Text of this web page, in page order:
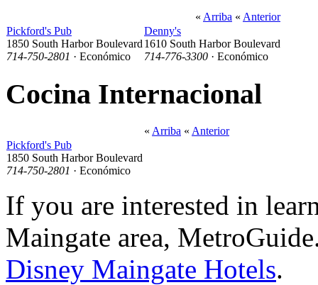
« Arriba « Anterior
Pickford's Pub
1850 South Harbor Boulevard
714-750-2801 · Económico
Denny's
1610 South Harbor Boulevard
714-776-3300 · Económico
Cocina Internacional
« Arriba « Anterior
Pickford's Pub
1850 South Harbor Boulevard
714-750-2801 · Económico
If you are interested in
Maingate area,
Disney Maingate Hotels.